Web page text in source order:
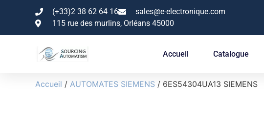
(+33)2 38 62 64 16
sales@e-electronique.com
115 rue des murlins, Orléans 45000
Accueil Catalogue
Accueil / AUTOMATES SIEMENS / 6ES54304UA13 SIEMENS